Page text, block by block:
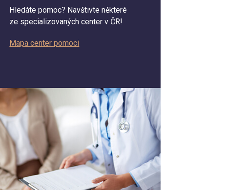
Hledáte pomoc? Navštivte některé
ze specializovaných center v ČR!
Mapa center pomoci